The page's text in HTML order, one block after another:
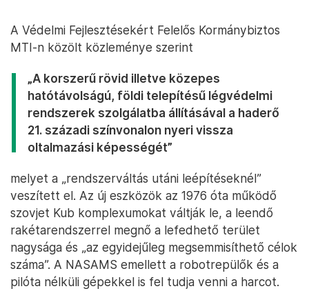
A Védelmi Fejlesztésekért Felelős Kormánybiztos
MTI-n közölt közleménye szerint
„A korszerű rövid illetve közepes
hatótávolságú, földi telepítésű légvédelmi
rendszerek szolgálatba állításával a haderő
21. századi színvonalon nyeri vissza
oltalmazási képességét”
melyet a „rendszerváltás utáni leépítéseknél”
veszített el. Az új eszközök az 1976 óta működő
szovjet Kub komplexumokat váltják le, a leendő
rakétarendszerrel megnő a lefedhető terület
nagysága és „az egyidejűleg megsemmisíthető célok
száma”. A NASAMS emellett a robotrepülők és a
pilóta nélküli gépekkel is fel tudja venni a harcot.